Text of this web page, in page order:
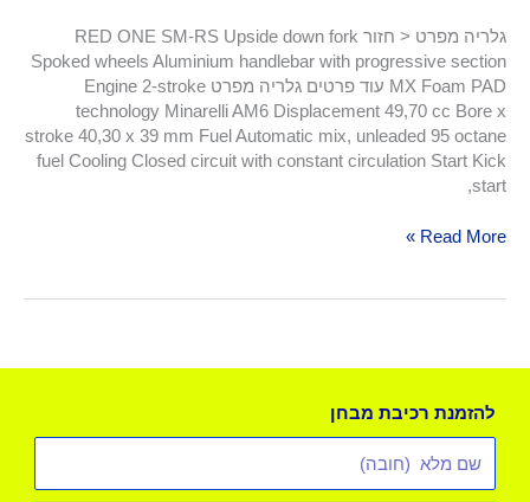
גלריה מפרט < חזור RED ONE SM-RS Upside down fork
Spoked wheels Aluminium handlebar with progressive section
MX Foam PAD עוד פרטים גלריה מפרט Engine 2-stroke
technology Minarelli AM6 Displacement 49,70 cc Bore x
stroke 40,30 x 39 mm Fuel Automatic mix, unleaded 95 octane
fuel Cooling Closed circuit with constant circulation Start Kick
start,
Read More »
להזמנת רכיבת מבחן
מלא